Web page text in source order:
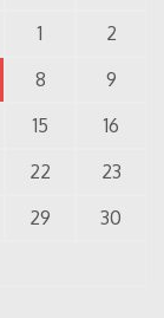
1
2
8
9
15
16
22
23
29
30